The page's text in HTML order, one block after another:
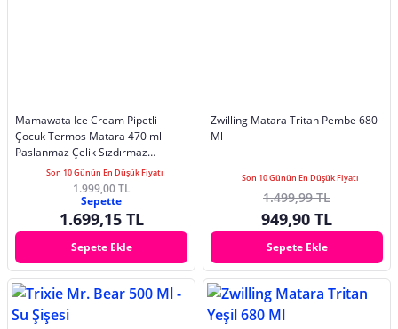
Mamawata Ice Cream Pipetli
Çocuk Termos Matara 470 ml
Paslanmaz Çelik Sızdırmaz
Yalıtımlı Suluk
Son 10 Günün En Düşük Fiyatı
1.999,00 TL
Sepette
1.699,15 TL
Sepete Ekle
Zwilling Matara Tritan Pembe 680
Ml
Son 10 Günün En Düşük Fiyatı
1.499,99 TL
949,90 TL
Sepete Ekle